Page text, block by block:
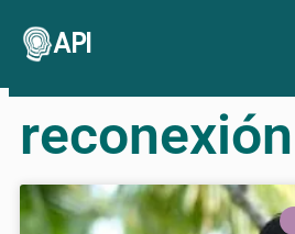
API
reconexión